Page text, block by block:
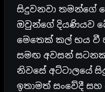
සිදුවනවා තමන්ගේ
ඔවුන්ගේ දියණියව
මෙතෙක් කල් භය වී
සමඟ අවසන්
නිවසේ අට්ටාලයේ
ඉතාමත් සංවේදී